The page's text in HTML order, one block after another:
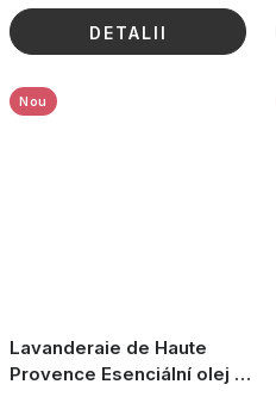
DETALII
Lavanderaie de Haute
Provence Esenciální olej -
Nou